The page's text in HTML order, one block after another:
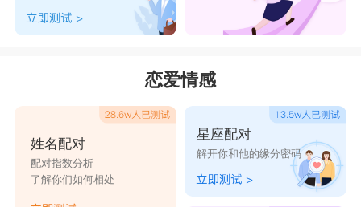
1 那个女的是谁，为什么你给她撑伞?
2 你前女友漂亮吗?你初恋女友漂亮吗?
3 我就是不信任你!
4 你是不是很多异性朋友?你就不能为我放弃
恋爱情感
姓名配对
配对指数分析
了解你们如何相处
星座配对
解开你和他的缘分密码